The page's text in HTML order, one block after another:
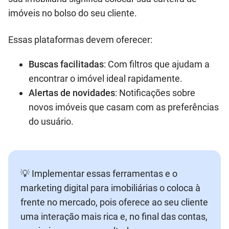
imóveis no bolso do seu cliente.
Essas plataformas devem oferecer:
Buscas facilitadas: Com filtros que ajudam a
encontrar o imóvel ideal rapidamente.
Alertas de novidades: Notificações sobre
novos imóveis que casam com as preferências
do usuário.
💡 Implementar essas ferramentas e o
marketing digital para imobiliárias o coloca à
frente no mercado, pois oferece ao seu cliente
uma interação mais rica e, no final das contas,